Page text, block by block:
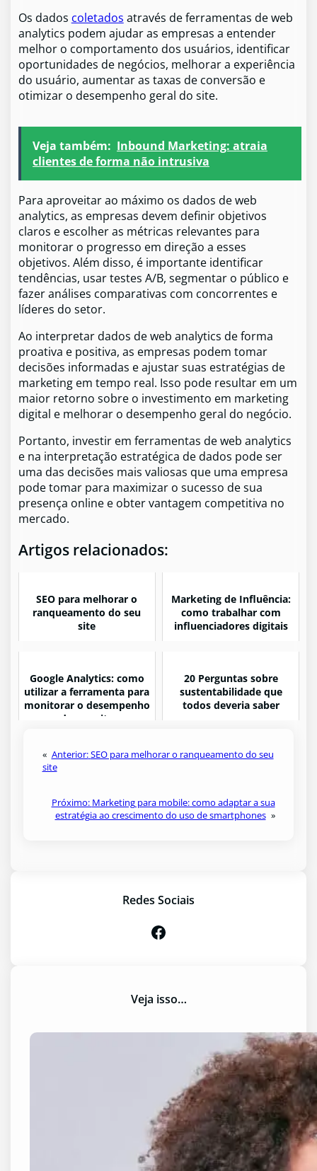
Os dados coletados através de ferramentas de web
analytics podem ajudar as empresas a entender
melhor o comportamento dos usuários, identificar
oportunidades de negócios, melhorar a experiência
do usuário, aumentar as taxas de conversão e
otimizar o desempenho geral do site.
Veja também: Inbound Marketing: atraia
clientes de forma não intrusiva
Para aproveitar ao máximo os dados de web
analytics, as empresas devem definir objetivos
claros e escolher as métricas relevantes para
monitorar o progresso em direção a esses
objetivos. Além disso, é importante identificar
tendências, usar testes A/B, segmentar o público e
fazer análises comparativas com concorrentes e
líderes do setor.
Ao interpretar dados de web analytics de forma
proativa e positiva, as empresas podem tomar
decisões informadas e ajustar suas estratégias de
marketing em tempo real. Isso pode resultar em um
maior retorno sobre o investimento em marketing
digital e melhorar o desempenho geral do negócio.
Portanto, investir em ferramentas de web analytics
e na interpretação estratégica de dados pode ser
uma das decisões mais valiosas que uma empresa
pode tomar para maximizar o sucesso de sua
presença online e obter vantagem competitiva no
mercado.
Artigos relacionados:
SEO para melhorar o
ranqueamento do seu
site
Marketing de Influência:
como trabalhar com
influenciadores digitais
Google Analytics: como
utilizar a ferramenta para
monitorar o desempenho
do seu site
20 Perguntas sobre
sustentabilidade que
todos deveria saber
« Anterior:SEO para melhorar o ranqueamento do seu
site
Próximo: Marketing para mobile: como adaptar a sua
estratégia ao crescimento do uso de smartphones »
Redes Sociais
Facebook
Veja isso…